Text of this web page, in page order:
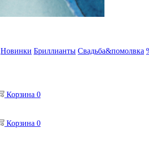
Новинки Бриллианты Свадьба&помолвка
Корзина 0
Корзина 0